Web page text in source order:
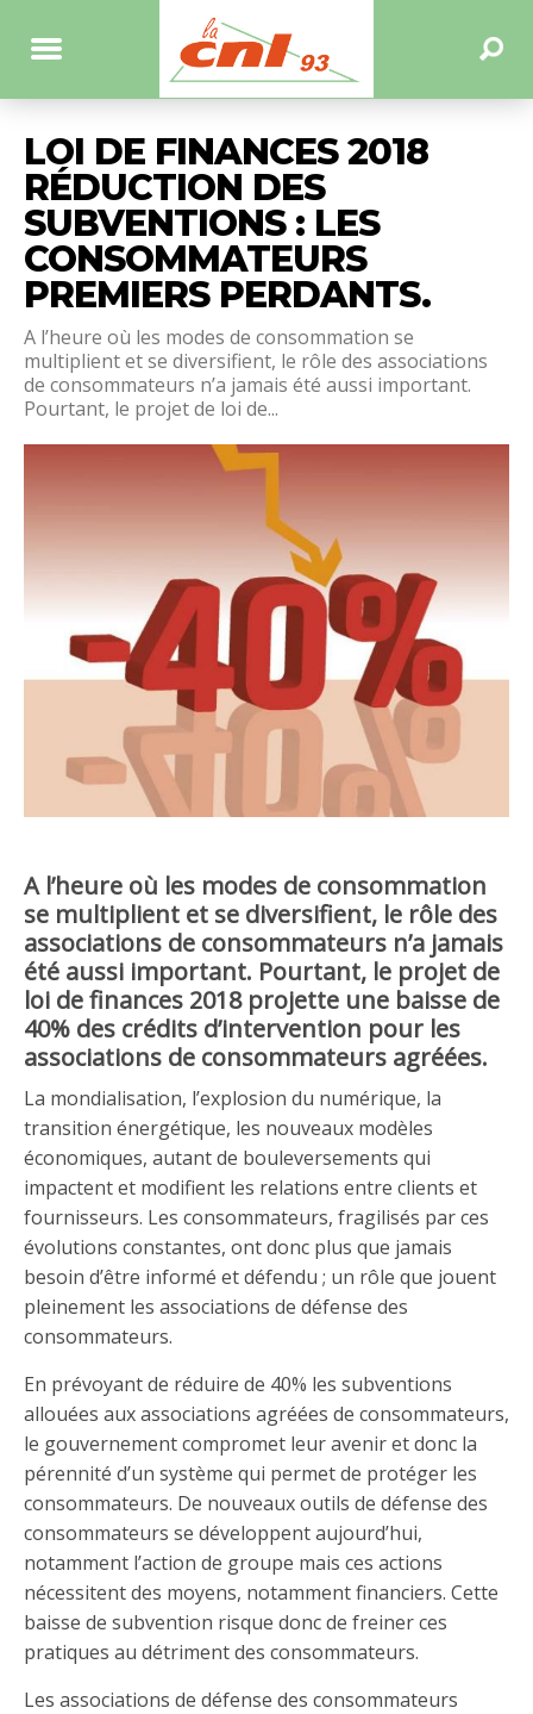
LOI DE FINANCES 2018
RÉDUCTION DES
SUBVENTIONS : LES
CONSOMMATEURS
PREMIERS PERDANTS.
A l’heure où les modes de consommation se
multiplient et se diversifient, le rôle des associations
de consommateurs n’a jamais été aussi important.
Pourtant, le projet de loi de...
A l’heure où les modes de consommation
se multiplient et se diversifient, le rôle des
associations de consommateurs n’a jamais
été aussi important. Pourtant, le projet de
loi de finances 2018 projette une baisse de
40% des crédits d’intervention pour les
associations de consommateurs agréées.
La mondialisation, l’explosion du numérique, la
transition énergétique, les nouveaux modèles
économiques, autant de bouleversements qui
impactent et modifient les relations entre clients et
fournisseurs. Les consommateurs, fragilisés par ces
évolutions constantes, ont donc plus que jamais
besoin d’être informé et défendu ; un rôle que jouent
pleinement les associations de défense des
consommateurs.
En prévoyant de réduire de 40% les subventions
allouées aux associations agréées de consommateurs,
le gouvernement compromet leur avenir et donc la
pérennité d’un système qui permet de protéger les
consommateurs. De nouveaux outils de défense des
consommateurs se développent aujourd’hui,
notamment l’action de groupe mais ces actions
nécessitent des moyens, notamment financiers. Cette
baisse de subvention risque donc de freiner ces
pratiques au détriment des consommateurs.
Les associations de défense des consommateurs